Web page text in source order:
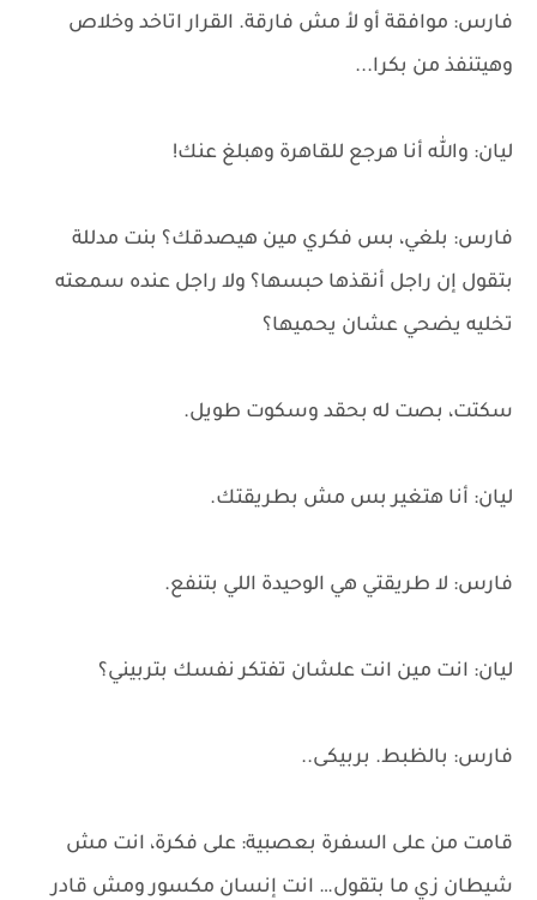
فارس: موافقة أو لأ مش فارقة. القرار اتاخد وخلاص
وهيتنفذ من بكرا...
ليان: والله أنا هرجع للقاهرة وهبلغ عنك!
فارس: بلغي، بس فكري مين هيصدقك؟ بنت مدللة
بتقول إن راجل أنقذها حبسها؟ ولا راجل عنده سمعته
تخليه يضحي عشان يحميها؟
سكتت، بصت له بحقد وسكوت طويل.
ليان: أنا هتغير بس مش بطريقتك.
فارس: لا طريقتي هي الوحيدة اللي بتنفع.
ليان: انت مين انت علشان تفتكر نفسك بتربيني؟
فارس: بالظبط. بربيكى..
قامت من على السفرة بعصبية: على فكرة، انت مش
شيطان زي ما بتقول… انت إنسان مكسور ومش قادر